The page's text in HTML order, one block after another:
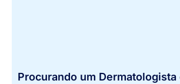
Procurando um Dermatologista